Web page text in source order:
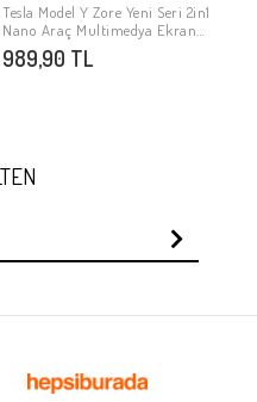
SEPETE EKLE
Tesla Model Y Zore Yeni Seri 2in1
Nano Araç Multimedya Ekran
Koruyucu
989,90 TL